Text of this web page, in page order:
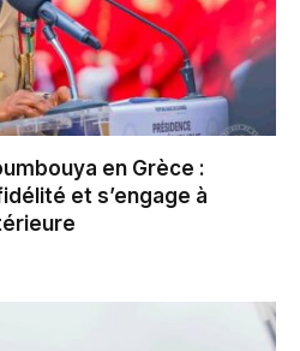
en Grèce :
et s’engage à